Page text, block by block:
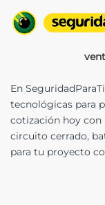
En
tecnológicas para
cotización hoy con
circuito cerrado,
para tu proyecto